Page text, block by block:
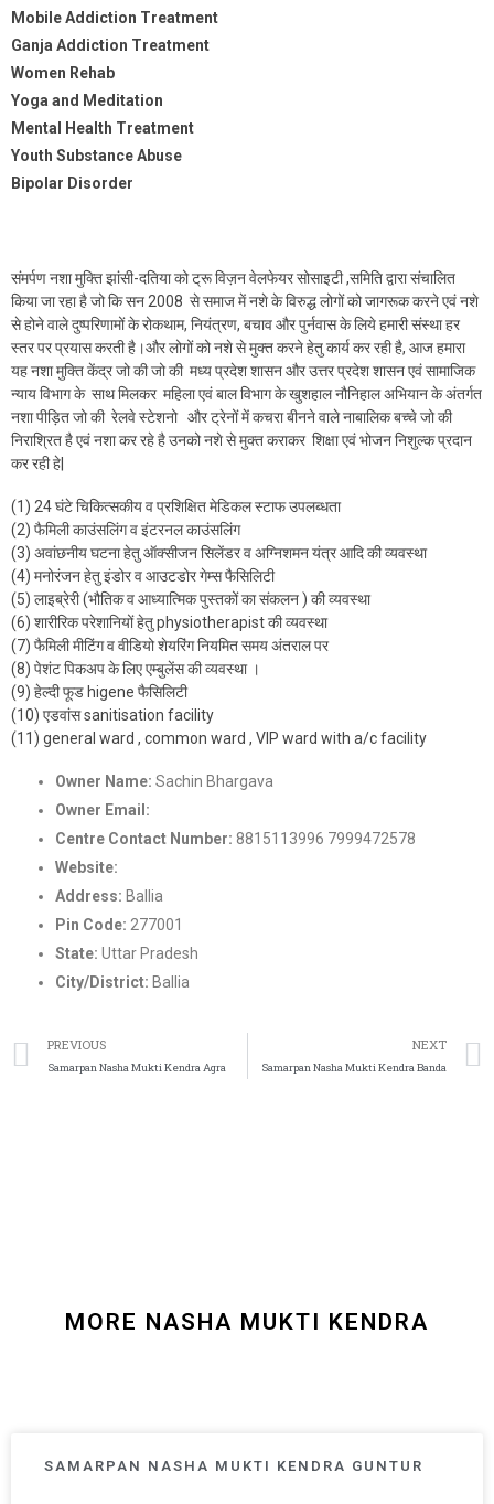
Mobile Addiction Treatment
Ganja Addiction Treatment
Women Rehab
Yoga and Meditation
Mental Health Treatment
Youth Substance Abuse
Bipolar Disorder
संमर्पण नशा मुक्ति झांसी-दतिया को ट्रू विज़न वेलफेयर सोसाइटी ,समिति द्वारा संचालित
किया जा रहा है जो कि सन 2008 से समाज में नशे के विरुद्ध लोगों को जागरूक करने एवं नशे
से होने वाले दुष्परिणामों के रोकथाम, नियंत्रण, बचाव और पुर्नवास के लिये हमारी संस्था हर
स्तर पर प्रयास करती है।और लोगों को नशे से मुक्त करने हेतु कार्य कर रही है, आज हमारा
यह नशा मुक्ति केंद्र जो की जो की मध्य प्रदेश शासन और उत्तर प्रदेश शासन एवं सामाजिक
न्याय विभाग के साथ मिलकर महिला एवं बाल विभाग के खुशहाल नौनिहाल अभियान के अंतर्गत
नशा पीड़ित जो की रेलवे स्टेशनो और ट्रेनों में कचरा बीनने वाले नाबालिक बच्चे जो की
निराश्रित है एवं नशा कर रहे है उनको नशे से मुक्त कराकर शिक्षा एवं भोजन निशुल्क प्रदान
कर रही हे|
(1) 24 घंटे चिकित्सकीय व प्रशिक्षित मेडिकल स्टाफ उपलब्धता
(2) फैमिली काउंसलिंग व इंटरनल काउंसलिंग
(3) अवांछनीय घटना हेतु ऑक्सीजन सिलेंडर व अग्निशमन यंत्र आदि की व्यवस्था
(4) मनोरंजन हेतु इंडोर व आउटडोर गेम्स फैसिलिटी
(5) लाइब्रेरी (भौतिक व आध्यात्मिक पुस्तकों का संकलन ) की व्यवस्था
(6) शारीरिक परेशानियों हेतु physiotherapist की व्यवस्था
(7) फैमिली मीटिंग व वीडियो शेयरिंग नियमित समय अंतराल पर
(8) पेशंट पिकअप के लिए एम्बुलेंस की व्यवस्था ।
(9) हेल्दी फूड higene फैसिलिटी
(10) एडवांस sanitisation facility
(11) general ward , common ward , VIP ward with a/c facility
Owner Name: Sachin Bhargava
Owner Email:
Centre Contact Number: 8815113996 7999472578
Website:
Address: Ballia
Pin Code: 277001
State: Uttar Pradesh
City/District: Ballia
PREVIOUS
Samarpan Nasha Mukti Kendra Agra
NEXT
Samarpan Nasha Mukti Kendra Banda
MORE NASHA MUKTI KENDRA
SAMARPAN NASHA MUKTI KENDRA GUNTUR